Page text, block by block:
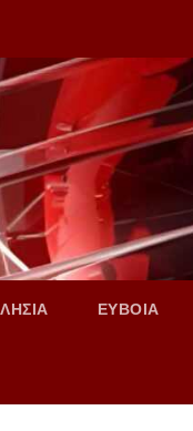
ΕΥΒΟΙΑ